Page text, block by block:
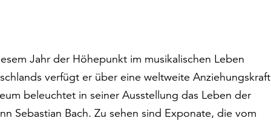
Jahr der Höhepunkt im musikalischen Leben
verfügt er über eine weltweite Anziehungskraft
beleuchtet in seiner Ausstellung das Leben der
Sebastian Bach. Zu sehen sind Exponate, die vom